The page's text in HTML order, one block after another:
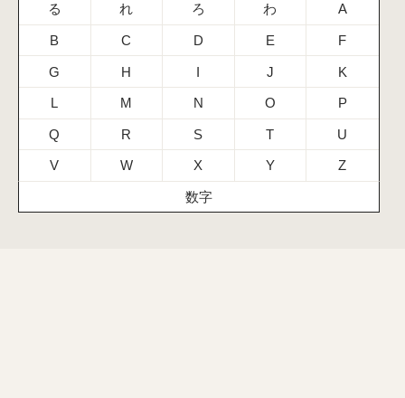
る れ ろ わ A
B C D E F
G H I J K
L M N O P
Q R S T U
V W X Y Z
数字